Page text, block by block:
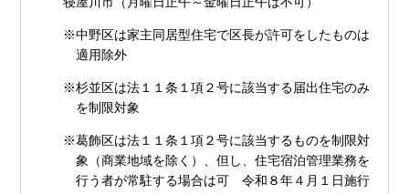
※中野区は家主同居型住宅で区長が許可をしたものは
適用除外
※杉並区は法１１条１項２号に該当する届出住宅のみ
を制限対象
※葛飾区は法１１条１項２号に該当するものを制限対
象（商業地域を除く）、但し、住宅宿泊管理業務を
行う者が常駐する場合は可 令和８年４月１日施行